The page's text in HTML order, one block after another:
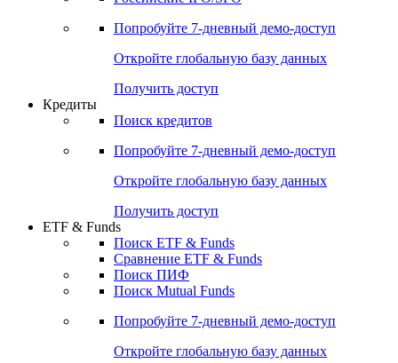
Попробуйте 7-дневный демо-доступ
Откройте глобальную базу данных
Получить доступ
Кредиты
Поиск кредитов
Попробуйте 7-дневный демо-доступ
Откройте глобальную базу данных
Получить доступ
ETF & Funds
Поиск ETF & Funds
Сравнение ETF & Funds
Поиск ПИФ
Поиск Mutual Funds
Попробуйте 7-дневный демо-доступ
Откройте глобальную базу данных